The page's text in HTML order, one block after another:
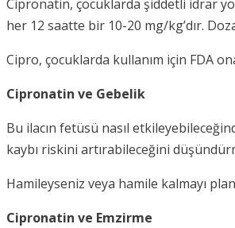
Cipronatin, çocuklarda şiddetli idrar
her 12 saatte bir 10-20 mg/kg’dır.
Cipro, çocuklarda kullanım için FDA
Cipronatin ve Gebelik
Bu ilacın fetüsü nasıl
kaybı riskini artırabileceğini
Hamileyseniz veya hamile kalmayı
Cipronatin ve Emzirme